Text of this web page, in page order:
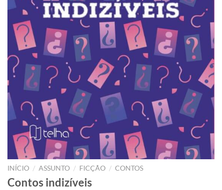
INÍCIO / ASSUNTO / FICÇÃO / CONTOS
Contos indizíveis